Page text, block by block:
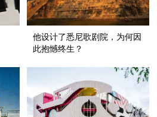
他设计了悉尼歌剧院，为何因
此抱憾终生？